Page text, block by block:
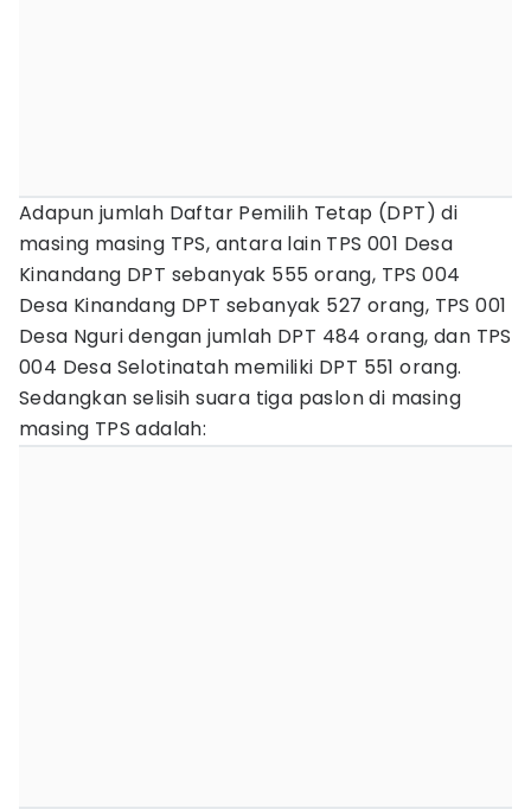
Adapun jumlah Daftar Pemilih Tetap (DPT) di
masing masing TPS, antara lain TPS 001 Desa
Kinandang DPT sebanyak 555 orang, TPS 004
Desa Kinandang DPT sebanyak 527 orang, TPS 001
Desa Nguri dengan jumlah DPT 484 orang, dan TPS
004 Desa Selotinatah memiliki DPT 551 orang.
Sedangkan selisih suara tiga paslon di masing
masing TPS adalah: